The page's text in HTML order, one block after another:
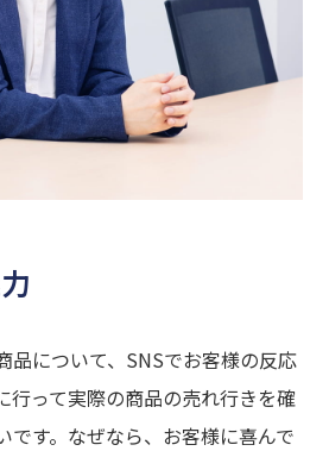
品について、SNSでお客様の反応
行って実際の商品の売れ行きを確
です。なぜなら、お客様に喜んで